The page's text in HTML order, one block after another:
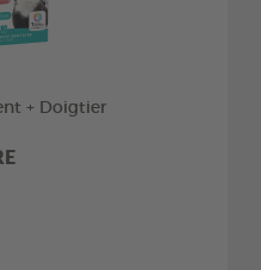
+ Doigtier